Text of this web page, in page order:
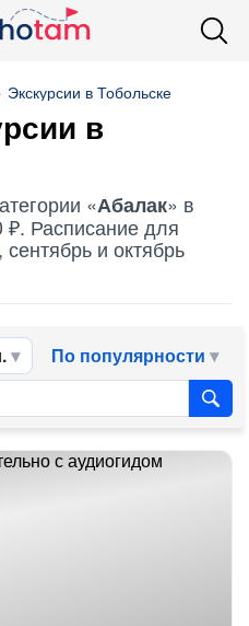
Экскурсии в Тобольске
в
«Абалак» в
₽. Расписание для
и октябрь
По популярности